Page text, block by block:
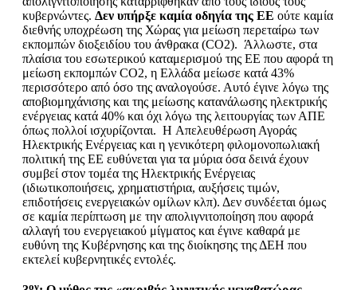
κυβερνώντες. Δεν υπήρξε καμία οδηγία της ΕΕ ούτε καμία
διεθνής υποχρέωση της Χώρας για μείωση περεταίρω των
εκπομπών διοξειδίου του άνθρακα (CO2). Άλλωστε, στα
πλαίσια του εσωτερικού καταμερισμού της ΕΕ που αφορά τη
μείωση εκπομπών CO2, η Ελλάδα μείωσε κατά 43%
περισσότερο από όσο της αναλογούσε. Αυτό έγινε λόγω της
αποβιομηχάνισης και της μείωσης κατανάλωσης ηλεκτρικής
ενέργειας κατά 40% και όχι λόγω της λειτουργίας των ΑΠΕ
όπως πολλοί ισχυρίζονται. H Απελευθέρωση Αγοράς
Ηλεκτρικής Ενέργειας και η γενικότερη φιλομονοπωλιακή
πολιτική της ΕΕ ευθύνεται για τα μύρια όσα δεινά έχουν
συμβεί στον τομέα της Ηλεκτρικής Ενέργειας
(ιδιωτικοποιήσεις, χρηματιστήρια, αυξήσεις τιμών,
επιδοτήσεις ενεργειακών ομίλων κλπ). Δεν συνδέεται όμως
σε καμία περίπτωση με την απολιγνιτοποίηση που αφορά
αλλαγή του ενεργειακού μίγματος και έγινε καθαρά με
ευθύνη της Κυβέρνησης και της διοίκησης της ΔΕΗ που
εκτελεί κυβερνητικές εντολές.
ον